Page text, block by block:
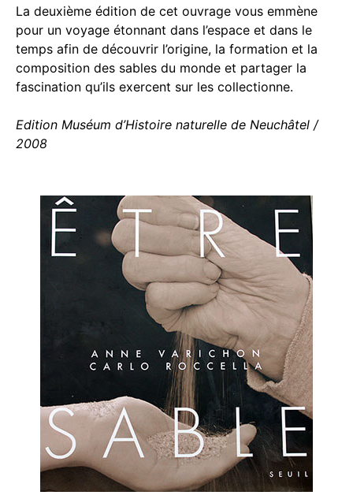
La deuxième édition de cet ouvrage vous emmène
pour un voyage étonnant dans l’espace et dans le
temps afin de découvrir l’origine, la formation et la
composition des sables du monde et partager la
fascination qu’ils exercent sur les collectionne.
Edition Muséum d’Histoire naturelle de Neuchâtel /
2008